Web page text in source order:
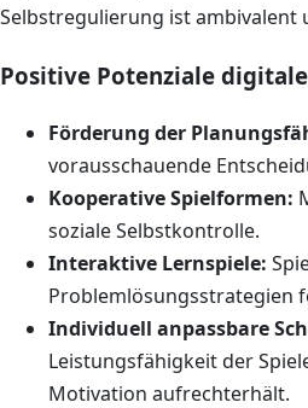
Selbstregulierung ist
Positive Potenziale
Förderung der
vorausschauende
Kooperative Spielformen:
soziale Selbstkontrolle.
Interaktive Lernspiele:
Problemlösungsstrategien
Individuell anpassbare
Leistungsfähigkeit der
Motivation aufrechterhält.